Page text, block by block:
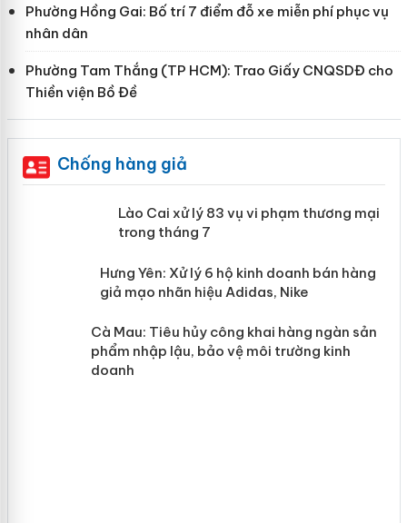
Phường Hồng Gai: Bố trí 7 điểm đỗ xe miễn phí phục vụ
nhân dân
Phường Tam Thắng (TP HCM): Trao Giấy CNQSDĐ cho
Thiền viện Bồ Đề
Chống hàng giả
Lào Cai xử lý 83 vụ vi phạm thương
mại trong tháng 7
Hưng Yên: Xử lý 6 hộ kinh doanh bán
hàng giả mạo nhãn hiệu Adidas, Nike